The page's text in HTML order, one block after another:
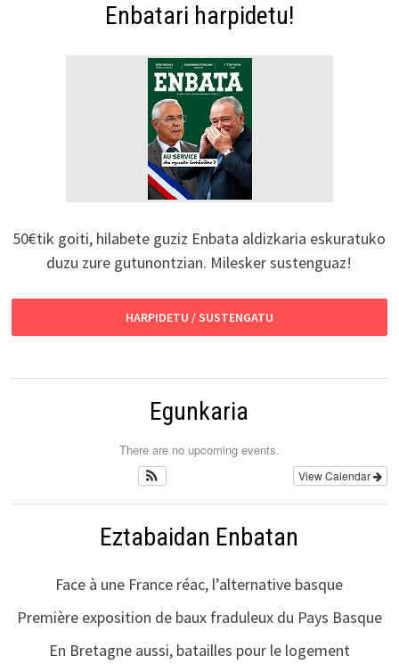
Enbatari harpidetu!
50€tik goiti, hilabete guziz Enbata aldizkaria eskuratuko
duzu zure gutunontzian. Milesker sustenguaz!
HARPIDETU / SUSTENGATU
Egunkaria
There are no upcoming events.
View Calendar
Eztabaidan Enbatan
Face à une France réac, l’alternative basque
Première exposition de baux fraduleux du Pays Basque
En Bretagne aussi, batailles pour le logement